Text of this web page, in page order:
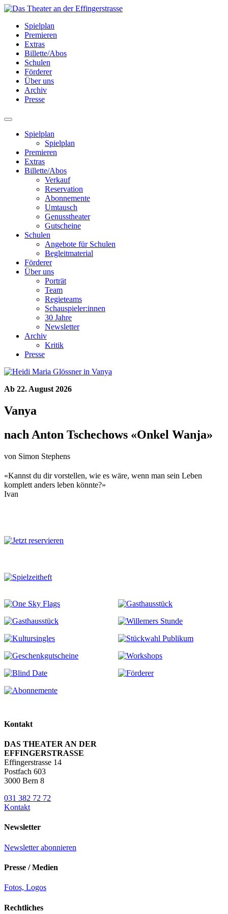
Spielplan
Premieren
Extras
Billette/Abos
Schulen
Förderer
Über uns
Archiv
Presse
Spielplan
Spielplan
Premieren
Extras
Billette/Abos
Verkauf
Reservation
Abonnemente
Umtausch
Genusstheater
Gutscheine
Schulen
Angebote für Schulen
Begleitmaterial
Förderer
Über uns
Porträt
Team
Regieteams
Schauspieler:innen
30 Jahre
Newsletter
Archiv
Kritik
Presse
Ab 22. August 2026
Vanya
nach Anton Tschechows «Onkel Wanja»
von Simon Stephens
«Kannst du dir vorstellen, wie es wäre, wenn man sein Leben
komplett anders leben könnte?»
Ivan
Kontakt
DAS THEATER AN DER
EFFINGERSTRASSE
Effingerstrasse 14
Postfach 603
3000 Bern 8
031 382 72 72
Kontakt
Newsletter
Newsletter abonnieren
Presse / Medien
Fotos, Logos
Rechtliches